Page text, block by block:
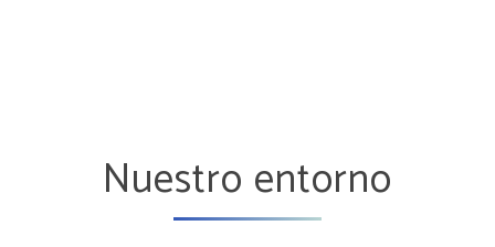
y promueve la participación ciudadana.
propone transformar la calle Gorlero en un espacio peatonal un
Nuestro entorno